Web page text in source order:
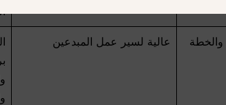
والخطة
عالية لسير عمل المبدعين